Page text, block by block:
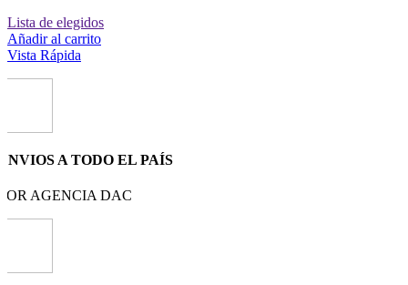
Lista de elegidos
Añadir al carrito
Vista Rápida
A TODO EL PAÍS
AGENCIA DAC